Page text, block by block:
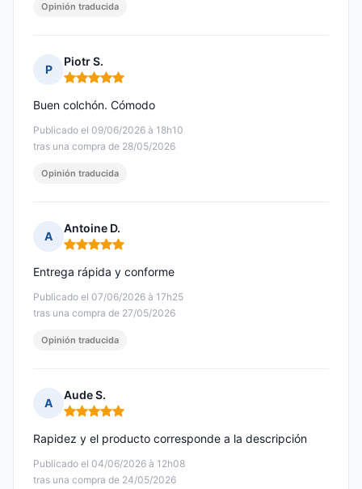
Opinión traducida
P
Piotr S.
Nota: 5 de 5
Publicado el 09/06/2026 à 18h10
tras una compra de 28/05/2026
Buen colchón. Cómodo
Opinión traducida
A
Antoine D.
Nota: 5 de 5
Publicado el 07/06/2026 à 17h25
tras una compra de 27/05/2026
Entrega rápida y conforme
Opinión traducida
A
Aude S.
Nota: 5 de 5
Publicado el 04/06/2026 à 12h08
tras una compra de 24/05/2026
Rapidez y el producto corresponde a la descripción